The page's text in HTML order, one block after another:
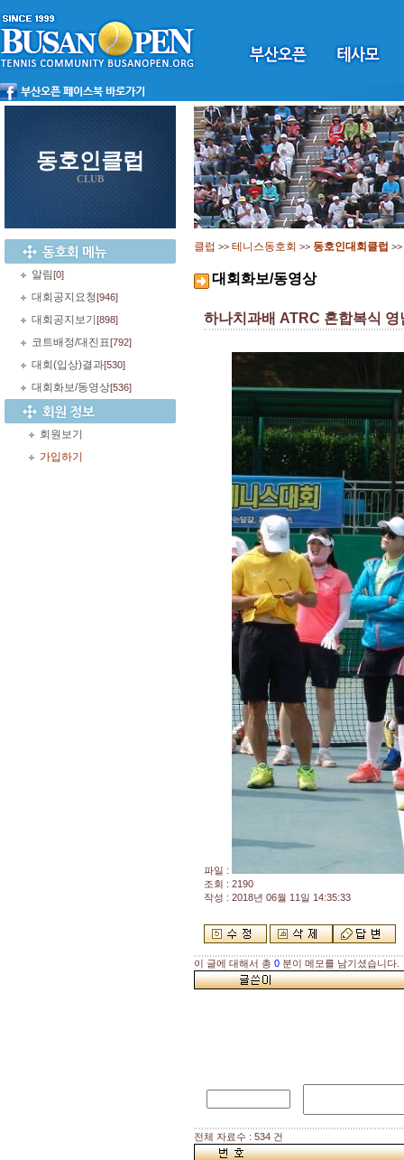
동호인클럽
CLUB
알림[0]
대회공지요청[946]
대회공지보기 [898]
코트배정/대진표[792]
대회(입상)결과[530]
대회화보/동영상[536]
회원보기
가입하기
클럽 >> 테니스동호회 >> 동호인대회클럽 >>
대회화보/동영상
하나치과배 ATRC 혼합복식 영
파일 :
조회 : 2190
작성 : 2018년 06월 11일 14:35:33
이 글에 대해서 총 0 분이 메모를 남기셨습니다.
전체 자료수 : 534 건